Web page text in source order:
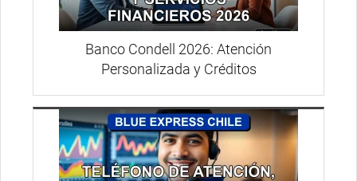
Banco Condell 2026: Atención
Personalizada y Créditos